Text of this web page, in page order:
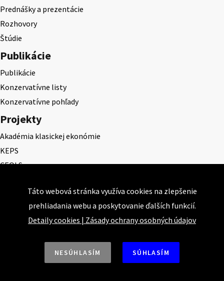
Prednášky a prezentácie
Rozhovory
Štúdie
Publikácie
Publikácie
Konzervatívne listy
Konzervatívne pohľady
Projekty
Akadémia klasickej ekonómie
KEPS
CEQLS
Cena Ernesta Valka
Študentská esej
Deň daňového odbremenenia
Táto webová stránka využíva cookies na zlepšenie
prehliadania webu a poskytovanie ďalších funkcií.
Detaily cookies | Zásady ochrany osobných údajov
NESÚHLASÍM SÚHLASÍM